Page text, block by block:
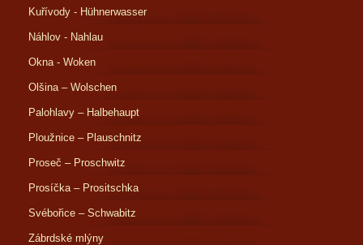
Kuřívody - Hühnerwasser
Náhlov - Nahlau
Okna - Woken
Olšina – Wolschen
Palohlavy – Halbehaupt
Ploužnice – Plauschnitz
Proseč – Proschwitz
Prosíčka – Prositschka
Svébořice – Schwabitz
Zábrdské mlýny